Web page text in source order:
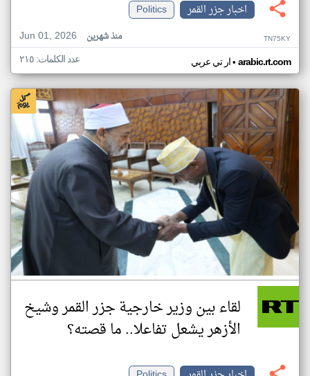
اخبار جزر القمر
Politics
Jun 01, 2026
منذ شهرين TN75KY
ار تي عربي• arabic.rt.com عدد الكلمات: ٢١٥
لقاء بين وزير خارجية جزر القمر وشيخ
الأزهر يشعل تفاعلا.. ما قصته؟